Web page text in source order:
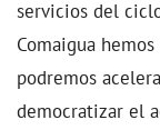
servicios del
Comaigua
podremos
democratizar el